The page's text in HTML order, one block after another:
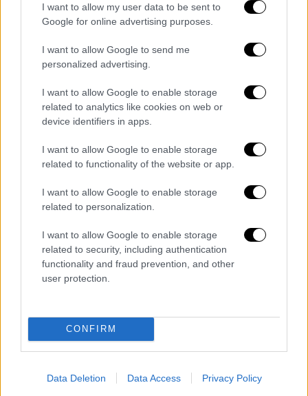
I want to allow my user data to be sent to
Google for online advertising purposes.
I want to allow Google to send me
personalized advertising.
I want to allow Google to enable storage
related to analytics like cookies on web or
device identifiers in apps.
I want to allow Google to enable storage
related to functionality of the website or app.
I want to allow Google to enable storage
related to personalization.
I want to allow Google to enable storage
related to security, including authentication
functionality and fraud prevention, and other
user protection.
CONFIRM
Data Deletion Data Access Privacy Policy
κακόβουλο λογισμικό σε δημοφιλή
διαδικτυακά παιχνίδια, γνωρίζοντας ότι τα
παιδιά του έπαιζαν συχνά αυτά τα παιχνίδια
σε συσκευές συνδεδεμένες στο οικιακό
δίκτυο», έγραψε η εταιρεία. «Το κακόβουλο
λογισμικόείχε σχεδιαστεί ώστε να μην
εντοπίζεταικαι λειτουργούσε στο
παρασκήνιο. Μόλις τα παιδιά κατέβασαν τις
μολυσμένες ενημερώσεις παιχνιδιών, το
malware ενεργοποιήθηκε, δημιουργώντας
μια “κερκόπορτα” στο οικιακό δίκτυο. Αυτή
η παραβίαση επέτρεψε στους
κυβερνοεγκληματίες να
αποκτήσουν
πρόσβαση σε διάφορες συσκευές
συνδεδεμένες στο δίκτυο,
συμπεριλαμβανομένων του προσωπικού
μπασκετμπολίστα».
Οι αθλητές αποτελούν στόχο και στις